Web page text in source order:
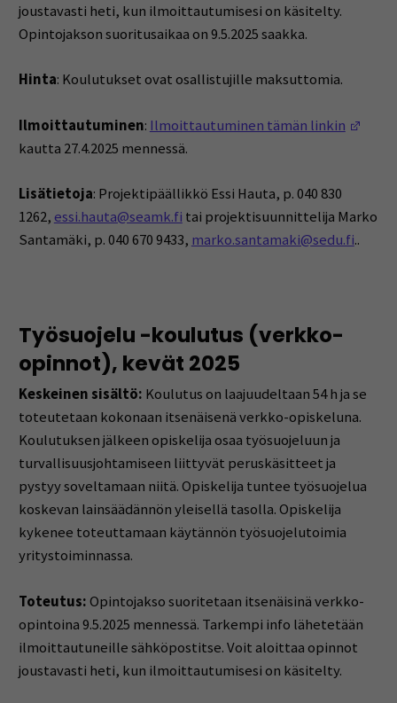
joustavasti heti, kun ilmoittautumisesi on käsitelty.
Opintojakson suoritusaikaa on 9.5.2025 saakka.
Hinta: Koulutukset ovat osallistujille maksuttomia.
Ilmoittautuminen: Ilmoittautuminen tämän linkin
kautta 27.4.2025 mennessä.
Lisätietoja: Projektipäällikkö Essi Hauta, p. 040 830
1262, essi.hauta@seamk.fi tai projektisuunnittelija Marko
Santamäki, p. 040 670 9433, marko.santamaki@sedu.fi..
Työsuojelu -koulutus (verkko-
opinnot), kevät 2025
Keskeinen sisältö: Koulutus on laajuudeltaan 54 h ja se
toteutetaan kokonaan itsenäisenä verkko-opiskeluna.
Koulutuksen jälkeen opiskelija osaa työsuojeluun ja
turvallisuusjohtamiseen liittyvät peruskäsitteet ja
pystyy soveltamaan niitä. Opiskelija tuntee työsuojelua
koskevan lainsäädännön yleisellä tasolla. Opiskelija
kykenee toteuttamaan käytännön työsuojelutoimia
yritystoiminnassa.
Toteutus:Opintojakso suoritetaan itsenäisinä verkko-
opintoina 9.5.2025 mennessä. Tarkempi info lähetetään
ilmoittautuneille sähköpostitse. Voit aloittaa opinnot
joustavasti heti, kun ilmoittautumisesi on käsitelty.